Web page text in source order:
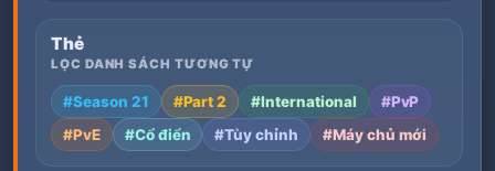
Thẻ
LỌC DANH SÁCH TƯƠNG TỰ
#Season 21 #Part 2 #International
#PvP
#PvE
#Cổ điển #Tùy chỉnh #Máy chủ mới